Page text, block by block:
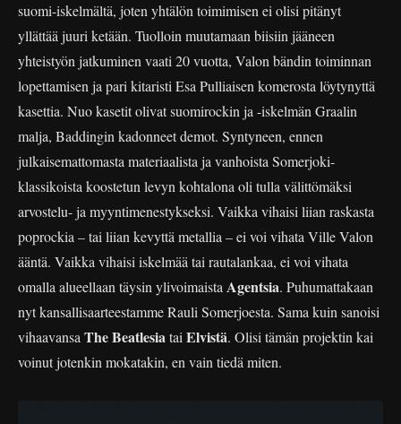
suomi-iskelmältä, joten yhtälön toimimisen ei olisi pitänyt
yllättää juuri ketään. Tuolloin muutamaan biisiin jääneen
yhteistyön jatkuminen vaati 20 vuotta, Valon bändin toiminnan
lopettamisen ja pari kitaristi Esa Pulliaisen komerosta löytynyttä
kasettia. Nuo kasetit olivat suomirockin ja -iskelmän Graalin
malja, Baddingin kadonneet demot. Syntyneen, ennen
julkaisemattomasta materiaalista ja vanhoista Somerjoki-
klassikoista koostetun levyn kohtalona oli tulla välittömäksi
arvostelu- ja myyntimenestykseksi. Vaikka vihaisi liian raskasta
poprockia – tai liian kevyttä metallia – ei voi vihata Ville Valon
ääntä. Vaikka vihaisi iskelmää tai rautalankaa, ei voi vihata
omalla alueellaan täysin ylivoimaista Agentsia. Puhumattakaan
nyt kansallisaarteestamme Rauli Somerjoesta. Sama kuin sanoisi
vihaavansa The Beatlesiatai Elvistä. Olisi tämän projektin kai
voinut jotenkin mokatakin, en vain tiedä miten.